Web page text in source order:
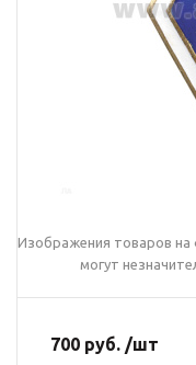
Изображения товаров на
могут
700 руб. /шт